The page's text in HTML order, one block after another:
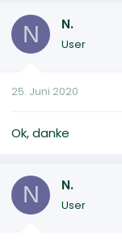
N N.
User
25. Juni 2020
Ok, danke
N N.
User